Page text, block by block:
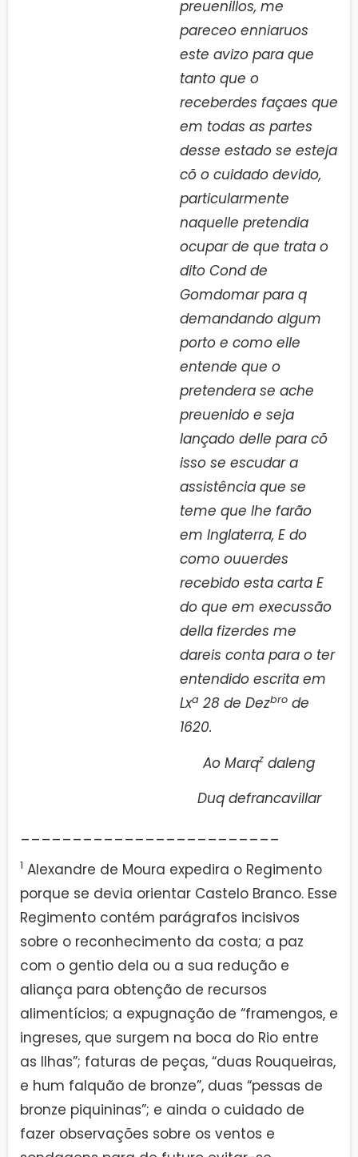
preuenillos, me
pareceo enniaruos
este avizo para que
tanto que o
receberdes façaes que
em todas as partes
desse estado se esteja
cõ o cuidado devido,
particularmente
naquelle pretendia
ocupar de que trata o
dito Cond de
Gomdomar para q
demandando algum
porto e como elle
entende que o
pretendera se ache
preuenido e seja
lançado delle para cõ
isso se escudar a
assistência que se
teme que lhe farão
em Inglaterra, E do
como ouuerdes
recebido esta carta E
do que em execussão
della fizerdes me
dareis conta para o ter
entendido escrita em
Lxa 28 de Dezbro de
1620.
Ao Marqz daleng
Duq defrancavillar
_________________________
1 Alexandre de Moura expedira o Regimento
porque se devia orientar Castelo Branco. Esse
Regimento contém parágrafos incisivos
sobre o reconhecimento da costa; a paz
com o gentio dela ou a sua redução e
aliança para obtenção de recursos
alimentícios; a expugnação de “framengos, e
ingreses, que surgem na boca do Rio entre
as Ilhas”; faturas de peças, “duas Rouqueiras,
e hum falquão de bronze”, duas “pessas de
bronze piquininas”; e ainda o cuidado de
fazer observações sobre os ventos e